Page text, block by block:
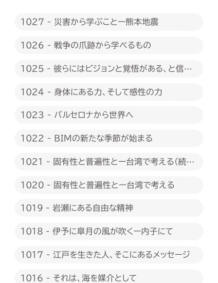
1027 - 災害から学ぶことー熊本地震
1026 - 戦争の爪跡から学べるもの
1025 - 彼らにはビジョンと覚悟がある、と信じ
1024 - 身体にある力、そして感性の力
1023 - バルセロナから世界へ
1022 - BIMの新たな季節が始まる
1021 - 固有性と普遍性とー台湾で考える（続
1020 - 固有性と普遍性とー台湾で考える
1019 - 岩瀬にある自由な精神
1018 - 伊予に皐月の風が吹くー内子にて
1017 - 江戸を生きた人、そこにあるメッセージ
1016 - それは、海を媒介として